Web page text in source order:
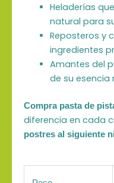
Heladerías
natural para
Reposteros y
ingredientes
Amantes del
de su esencia
Compra pasta de
diferencia en cada
postres al siguiente